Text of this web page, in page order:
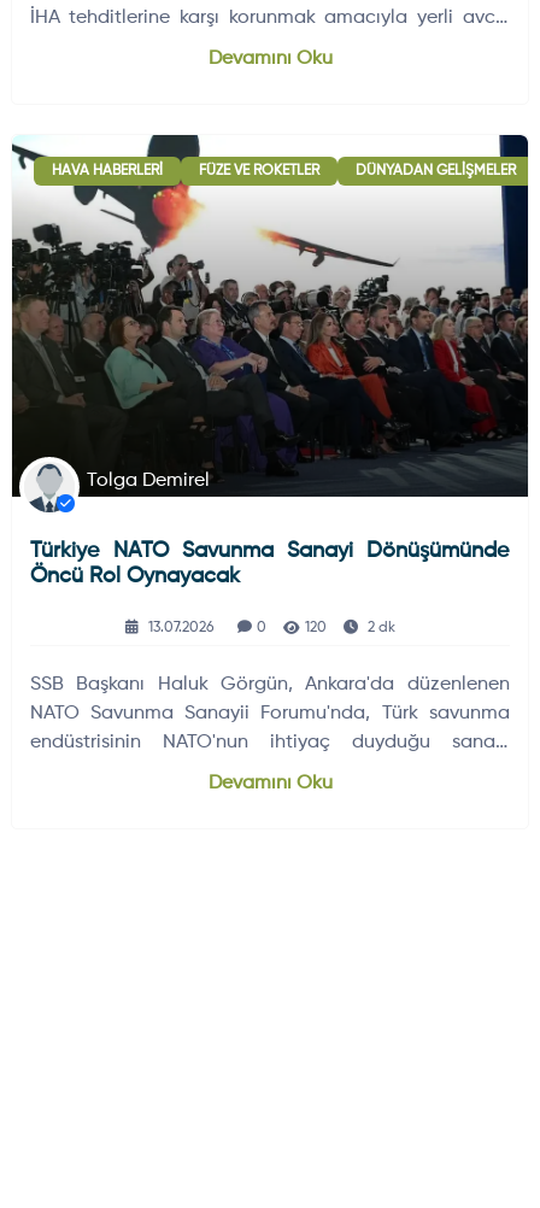
İHA tehditlerine karşı korunmak amacıyla yerli avcı/
Devamını Oku
HAVA HABERLERI FÜZE VE ROKETLER DÜNYADAN GELIŞMELER
Tolga Demirel
Türkiye NATO Savunma Sanayi Dönüşümünde
Öncü Rol Oynayacak
13.07.2026 0 120 2 dk
SSB Başkanı Haluk Görgün, Ankara'da düzenlenen
NATO Savunma Sanayii Forumu'nda, Türk savunma
endüstrisinin NATO'nun ihtiyaç duyduğu sanayi
dönüşümünün ana güçlerinden biri…
Devamını Oku
Dünyadan Gelişmeler